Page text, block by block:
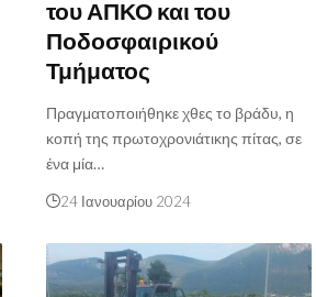
του ΑΠΚΟ και του
Ποδοσφαιρικού
Τμήματος
Πραγματοποιήθηκε χθες το βράδυ, η
κοπή της πρωτοχρονιάτικης πίτας, σε
ένα μία…
24 Ιανουαρίου 2024